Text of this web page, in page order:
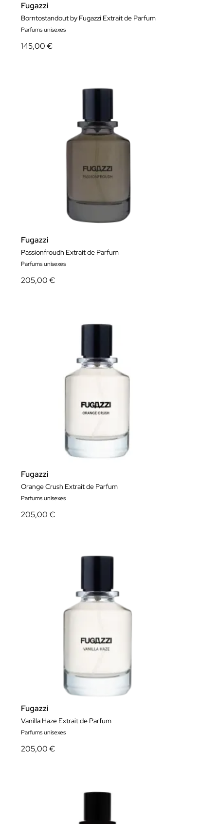
Fugazzi
Borntostandout by Fugazzi Extrait de Parfum
Parfums unisexes
145,00 €
Fugazzi
Passionfroudh Extrait de Parfum
Parfums unisexes
205,00 €
Fugazzi
Orange Crush Extrait de Parfum
Parfums unisexes
205,00 €
Fugazzi
Vanilla Haze Extrait de Parfum
Parfums unisexes
205,00 €